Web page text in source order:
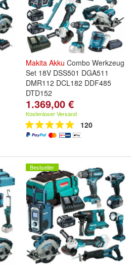
Makita Akku Combo Werkzeug
Set 18V DSS501 DGA511
DMR112 DCL182 DDF485
DTD152
1.369,00 €
Kostenloser Versand
120
Bestseller